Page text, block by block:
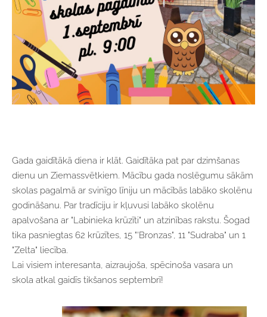
Gada gaidītākā diena ir klāt. Gaidītāka pat par dzimšanas
dienu un Ziemassvētkiem. Mācību gada noslēgumu sākām
skolas pagalmā ar svinīgo līniju un mācībās labāko skolēnu
godināšanu. Par tradīciju ir kļuvusi labāko skolēnu
apalvošana ar "Labinieka krūzīti" un atzinības rakstu. Šogad
tika pasniegtas 62 krūzītes, 15 "'Bronzas", 11 "Sudraba" un 1
"Zelta" liecība.
Lai visiem interesanta, aizraujoša, spēcinoša vasara un
skola atkal gaidīs tikšanos septembrī!